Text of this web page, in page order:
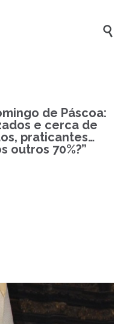

de Páscoa:
e cerca de
praticantes…
outros 70%?”